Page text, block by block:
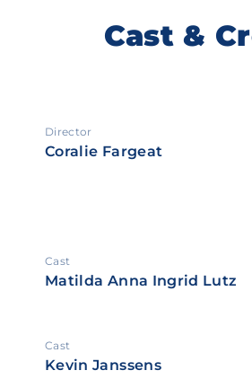
Cast &
Director
Coralie Fargeat
Cast
Matilda Anna Ingrid Lutz
Cast
Kevin Janssens